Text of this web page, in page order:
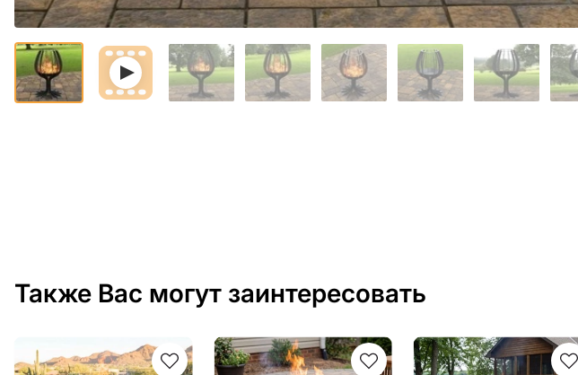
Также Вас могут заинтересовать